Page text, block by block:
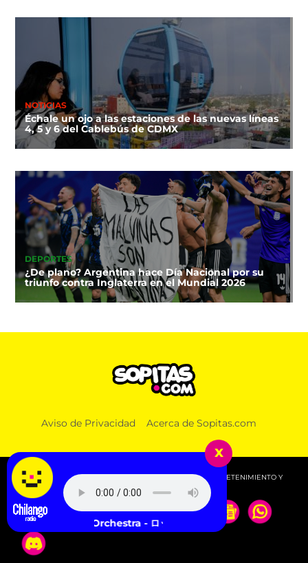
NOTICIAS
Échale un ojo a las estaciones de las nuevas líneas
4, 5 y 6 del Cablebús de CDMX
DEPORTES
¿De plano? Argentina hace Día Nacional por su
triunfo contra Inglaterra en el Mundial 2026
CA7RIEL & Paco Amoroso en el Palacio de los
Aviso de Privacidad Acerca de Sopitas.com
© 2026 SOPITAS.COM - MÚSICA, NOTICIAS, DEPORTES, ENTRETENIMIENTO Y
MÁS!.
x
Studio Orchestra - ロッキーのテーマ Gonna Fly Now（スポー